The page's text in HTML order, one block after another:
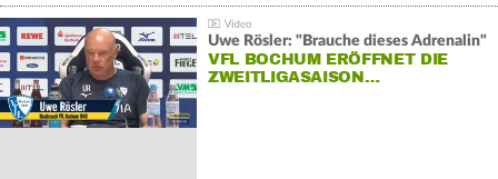
Uwe Rösler: "Brauche dieses Adrenalin"
VFL BOCHUM ERÖFFNET DIE
ZWEITLIGASAISON…